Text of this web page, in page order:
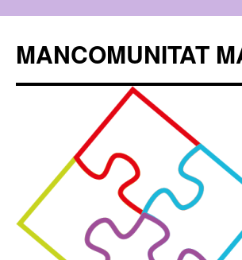
contenido
MANCOMUNITAT